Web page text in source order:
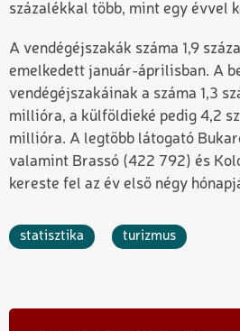
százalékkal több, mint egy évvel
A vendégéjszakák száma 1,9
emelkedett január-áprilisban. A
vendégéjszakáinak a száma 1,3
millióra, a külföldieké pedig 4,2
millióra. A legtöbb látogató
valamint Brassó (422 792) és
kereste fel az év első négy
statisztika turizmus